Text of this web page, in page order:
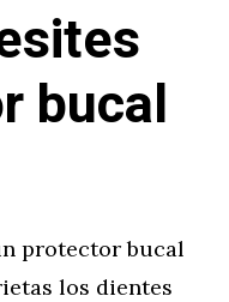
bucal
protector bucal
los dientes